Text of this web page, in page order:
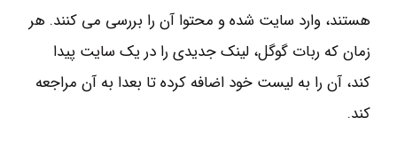
هستند، وارد سایت شده و محتوا آن را بررسی می کنند. هر
زمان که ربات گوگل، لینک جدیدی را در یک سایت پیدا
کند، آن را به لیست خود اضافه کرده تا بعدا به آن مراجعه
کند.